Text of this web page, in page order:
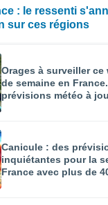
: le ressenti
sur ces régions
Orages à surveiller
de semaine en
prévisions météo à
Canicule : des
inquiétantes pour la
France avec plus de